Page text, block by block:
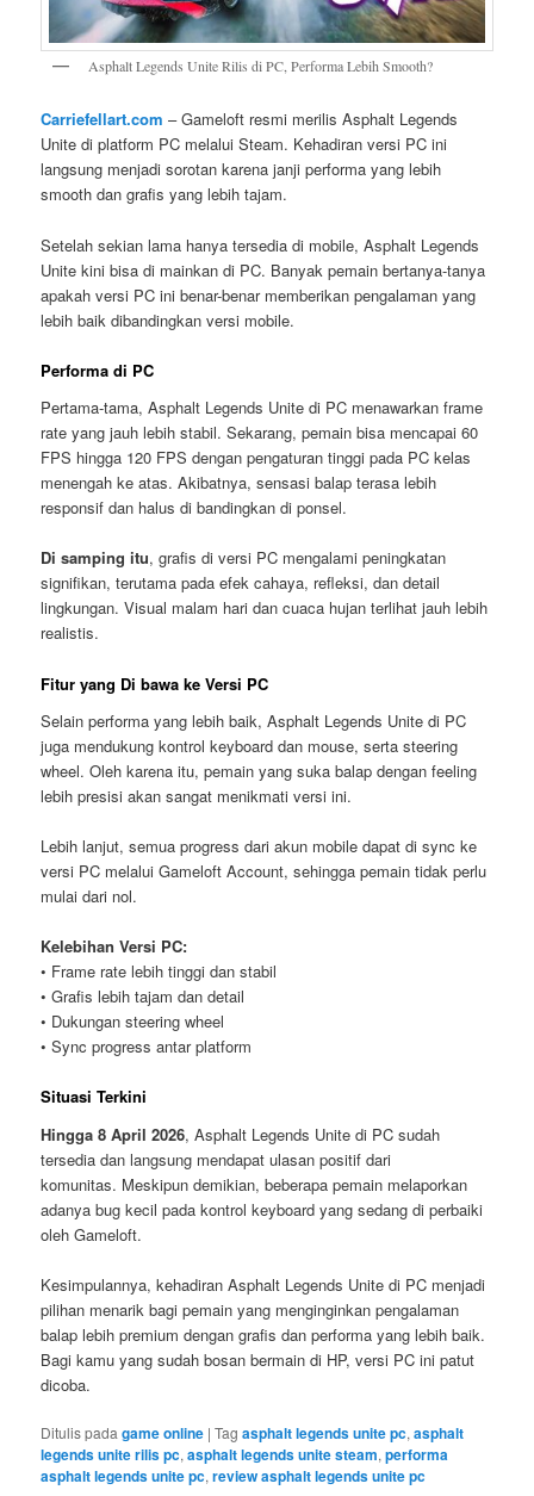
Asphalt Legends Unite Rilis di PC, Performa Lebih Smooth?
Carriefellart.com – Gameloft resmi merilis Asphalt Legends
Unite di platform PC melalui Steam. Kehadiran versi PC ini
langsung menjadi sorotan karena janji performa yang lebih
smooth dan grafis yang lebih tajam.
Setelah sekian lama hanya tersedia di mobile, Asphalt Legends
Unite kini bisa di mainkan di PC. Banyak pemain bertanya-tanya
apakah versi PC ini benar-benar memberikan pengalaman yang
lebih baik dibandingkan versi mobile.
Performa di PC
Pertama-tama, Asphalt Legends Unite di PC menawarkan frame
rate yang jauh lebih stabil. Sekarang, pemain bisa mencapai 60
FPS hingga 120 FPS dengan pengaturan tinggi pada PC kelas
menengah ke atas. Akibatnya, sensasi balap terasa lebih
responsif dan halus di bandingkan di ponsel.
Di samping itu, grafis di versi PC mengalami peningkatan
signifikan, terutama pada efek cahaya, refleksi, dan detail
lingkungan. Visual malam hari dan cuaca hujan terlihat jauh lebih
realistis.
Fitur yang Di bawa ke Versi PC
Selain performa yang lebih baik, Asphalt Legends Unite di PC
juga mendukung kontrol keyboard dan mouse, serta steering
wheel. Oleh karena itu, pemain yang suka balap dengan feeling
lebih presisi akan sangat menikmati versi ini.
Lebih lanjut, semua progress dari akun mobile dapat di sync ke
versi PC melalui Gameloft Account, sehingga pemain tidak perlu
mulai dari nol.
Kelebihan Versi PC:
• Frame rate lebih tinggi dan stabil
• Grafis lebih tajam dan detail
• Dukungan steering wheel
• Sync progress antar platform
Situasi Terkini
Hingga 8 April 2026, Asphalt Legends Unite di PC sudah
tersedia dan langsung mendapat ulasan positif dari
komunitas. Meskipun demikian, beberapa pemain melaporkan
adanya bug kecil pada kontrol keyboard yang sedang di perbaiki
oleh Gameloft.
Kesimpulannya, kehadiran Asphalt Legends Unite di PC menjadi
pilihan menarik bagi pemain yang menginginkan pengalaman
balap lebih premium dengan grafis dan performa yang lebih baik.
Bagi kamu yang sudah bosan bermain di HP, versi PC ini patut
dicoba.
Ditulis pada game online |Tag asphalt legends unite pc,asphalt
legends unite rilis pc,asphalt legends unite steam,performa
asphalt legends unite pc,review asphalt legends unite pc